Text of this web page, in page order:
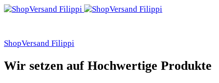
ShopVersand Filippi
Wir setzen auf Hochwertige Produkte